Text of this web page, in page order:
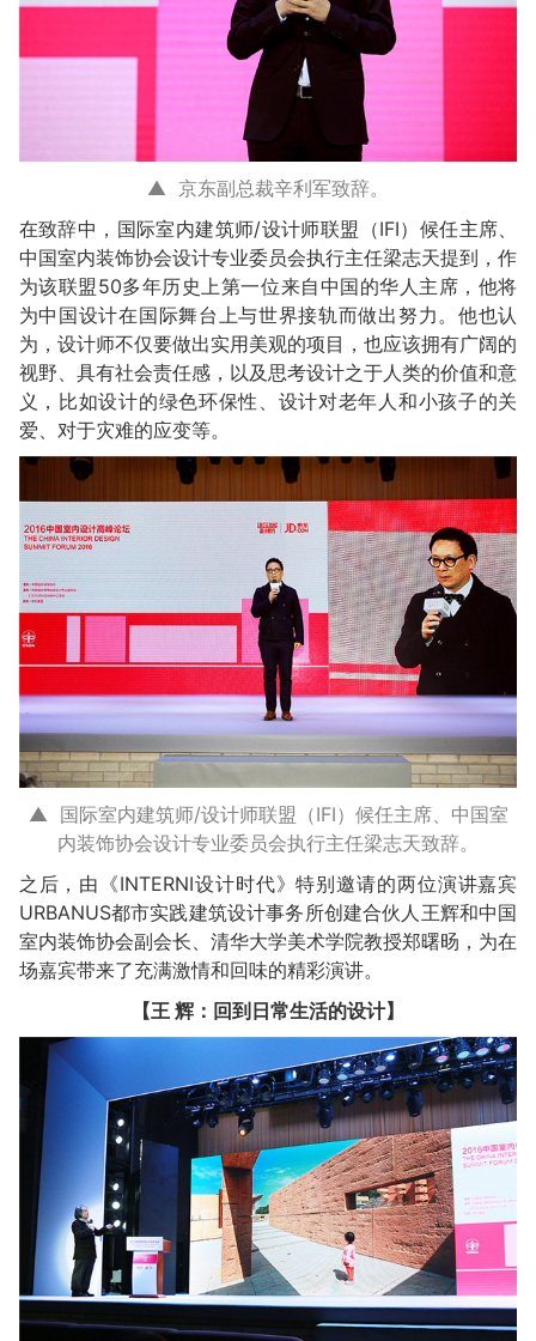
▲ 京东副总裁辛利军致辞。
在致辞中，国际室内建筑师/设计师联盟（IFI）候任主席、
中国室内装饰协会设计专业委员会执行主任梁志天提到，作
为该联盟50多年历史上第一位来自中国的华人主席，他将
为中国设计在国际舞台上与世界接轨而做出努力。他也认
为，设计师不仅要做出实用美观的项目，也应该拥有广阔的
视野、具有社会责任感，以及思考设计之于人类的价值和意
义，比如设计的绿色环保性、设计对老年人和小孩子的关
爱、对于灾难的应变等。
▲ 国际室内建筑师/设计师联盟（IFI）候任主席、中国室
内装饰协会设计专业委员会执行主任梁志天致辞。
之后，由《INTERNI设计时代》特别邀请的两位演讲嘉宾
URBANUS都市实践建筑设计事务所创建合伙人王辉和中国
室内装饰协会副会长、清华大学美术学院教授郑曙旸，为在
场嘉宾带来了充满激情和回味的精彩演讲。
【王 辉：回到日常生活的设计】